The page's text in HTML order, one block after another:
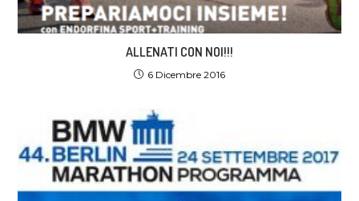
ALLENATI CON NOI!!!
6 Dicembre 2016